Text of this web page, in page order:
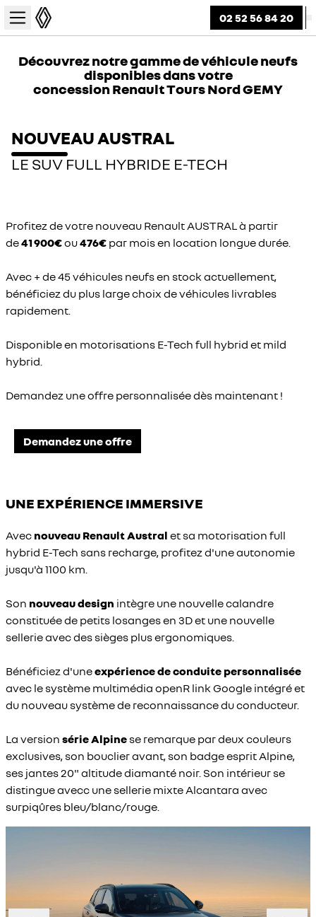
02 52 56 84 20
Découvrez notre gamme de véhicule neufs
disponibles dans votre
concession Renault Tours Nord GEMY
NOUVEAU AUSTRAL
LE SUV FULL HYBRIDE E-TECH
Profitez de votre nouveau Renault AUSTRAL à partir
de41 900€ou476€ par mois en location longue durée.
Avec + de 45 véhicules neufs en stock actuellement,
bénéficiez du plus large choix de véhicules livrables
rapidement.
Disponible en motorisations E-Tech full hybrid et mild
hybrid.
Demandez une offre personnalisée dès maintenant !
Demandez une offre
UNE EXPÉRIENCE IMMERSIVE
Avec nouveau Renault Austral et sa motorisation full
hybrid E-Tech sans recharge, profitez d'une autonomie
jusqu'à 1100 km.
Son nouveau design intègre une nouvelle calandre
constituée de petits losanges en 3D et une nouvelle
sellerie avec des sièges plus ergonomiques.
Bénéficiez d'uneexpérience de conduite personnalisée
avec le système multimédia openR link Google intégré et
du nouveau système de reconnaissance du conducteur.
La version série Alpine se remarque par deux couleurs
exclusives, son bouclier avant, son badge esprit Alpine,
ses jantes 20" altitude diamanté noir. Son intérieur se
distingue avecc une sellerie mixte Alcantara avec
surpiqûres bleu/blanc/rouge.